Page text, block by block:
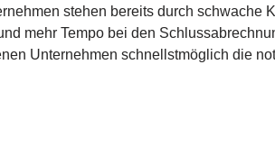
stehen bereits durch
mehr Tempo bei den
Unternehmen schnellstmöglich die